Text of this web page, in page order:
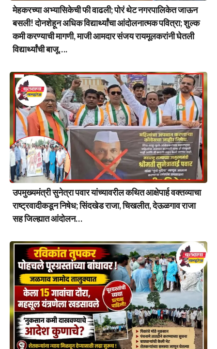
मेहकरच्या अभ्यासिकेची फी वाढली; पोरं थेट नगरपालिकेत जाऊन
बसली! दोनशेहून अधिक विद्यार्थ्यांचा आंदोलनात्मक पवित्रा; शुल्क
कमी करण्याची मागणी, माजी आमदार संजय रायमूलकरांनी घेतली
विद्यार्थ्यांची बाजू….
उपमुख्यमंत्री सुनेत्रा पवार यांच्यावरील कथित आक्षेपार्ह वक्तव्याचा
राष्ट्रवादीकडून निषेध; सिंदखेड राजा, चिखलीत, देऊळगाव राजा
सह जिल्ह्यात आंदोलन…